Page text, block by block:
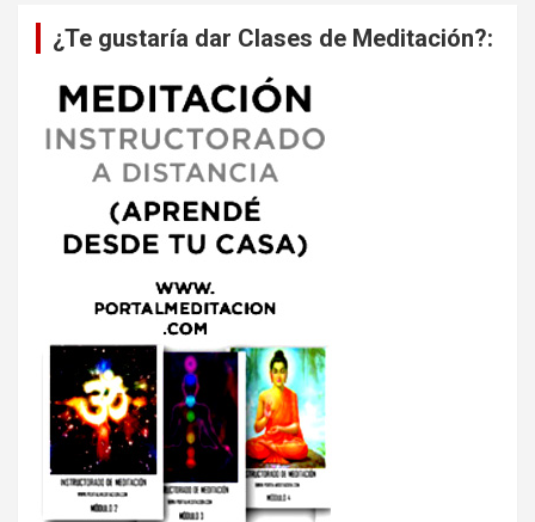
¿Te gustaría dar Clases de Meditación?: